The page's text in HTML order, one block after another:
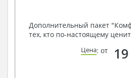
Дополнительный пакет
тех, кто по-настоящему
Цена: от